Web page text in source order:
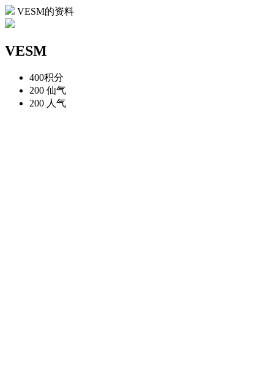
VESM的资料
VESM
400积分
200 仙气
200 人气